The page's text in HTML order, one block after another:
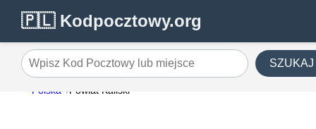
🇵🇱 Kodpocztowy.org
Wpisz Kod Pocztowy lub miejsce SZUKAJ
Polska Powiat Kaliski